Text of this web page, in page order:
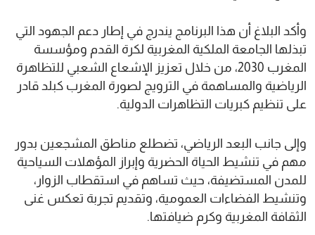
وأكد البلاغ أن هذا البرنامج يندرج في إطار دعم الجهود التي
تبذلها الجامعة الملكية المغربية لكرة القدم ومؤسسة
المغرب 2030، من خلال تعزيز الإشعاع الشعبي للتظاهرة
الرياضية والمساهمة في الترويج لصورة المغرب كبلد قادر
على تنظيم كبريات التظاهرات الدولية.
وإلى جانب البعد الرياضي، تضطلع مناطق المشجعين بدور
مهم في تنشيط الحياة الحضرية وإبراز المؤهلات السياحية
للمدن المستضيفة، حيث تساهم في استقطاب الزوار،
وتنشيط الفضاءات العمومية، وتقديم تجربة تعكس غنى
الثقافة المغربية وكرم ضيافتها.